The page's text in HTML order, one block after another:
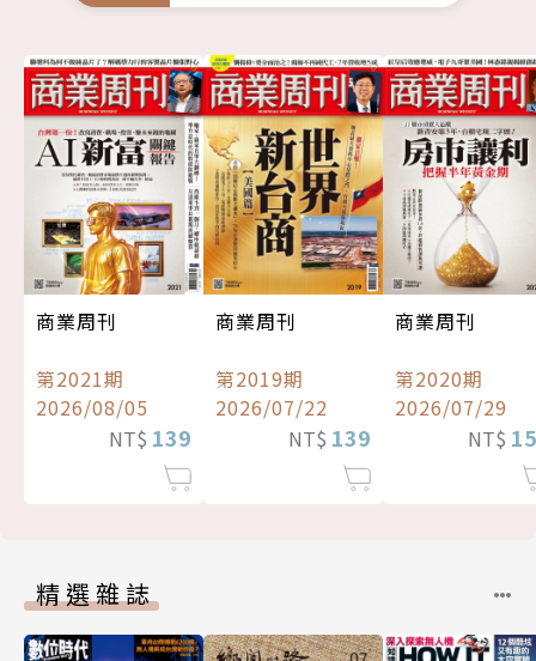
商業周刊
第2021期
2026/08/05
NT$ 139
商業周刊
第2019期
2026/07/22
NT$ 139
商業周刊
第2020期
2026/07/29
NT$
精選雜誌